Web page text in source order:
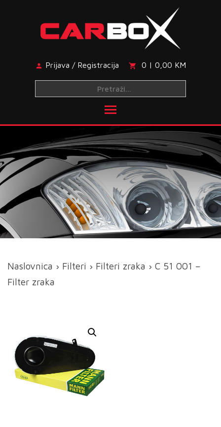
Prijava / Registracija 0 | 0,00 KM
Naslovnica › Filteri › Filteri zraka › C 51 001 –
Filter zraka